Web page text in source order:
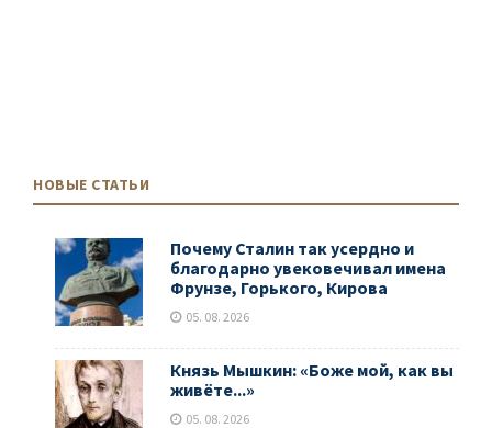
НОВЫЕ СТАТЬИ
Почему Сталин так усердно и
благодарно увековечивал имена
Фрунзе, Горького, Кирова
05. 08. 2026
Князь Мышкин: «Боже мой, как вы
живёте...»
05. 08. 2026